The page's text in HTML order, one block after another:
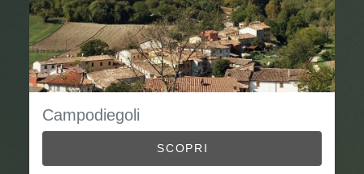
Campodiegoli
SCOPRI